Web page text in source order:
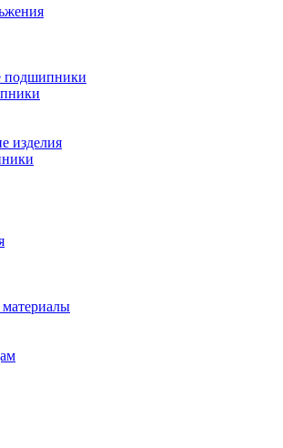
подшипники
изделия